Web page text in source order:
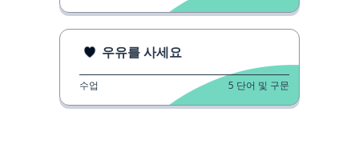
우유를 사세요
수업 5 단어 및 구문